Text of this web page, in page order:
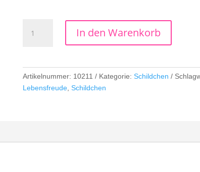
Schutzengel
In den Warenkorb
Artikelnummer: 10211 Kategorie:Schildchen
Lebensfreude ,Schildchen